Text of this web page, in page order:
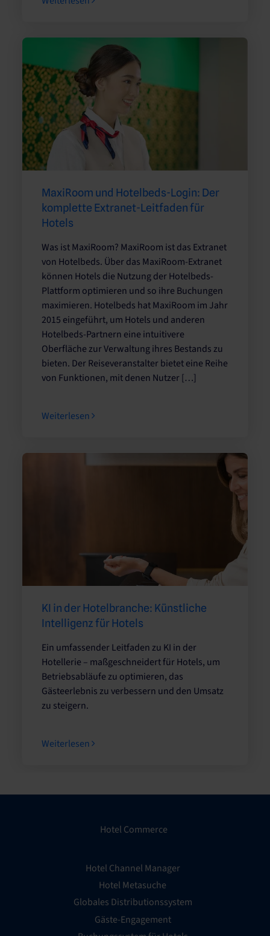
MaxiRoom und Hotelbeds-Login: Der
komplette Extranet-Leitfaden für
Hotels
Was ist MaxiRoom? MaxiRoom ist das Extranet
von Hotelbeds. Über das MaxiRoom-Extranet
können Hotels die Nutzung der Hotelbeds-
Plattform optimieren und so ihre Buchungen
maximieren. Hotelbeds hat MaxiRoom im Jahr
2015 eingeführt, um Hotels und anderen
Hotelbeds-Partnern eine intuitivere
Oberfläche zur Verwaltung ihres Bestands zu
bieten. Der Reiseveranstalter bietet eine Reihe
von Funktionen, mit denen Nutzer […]
Weiterlesen
KI in der Hotelbranche: Künstliche
Intelligenz für Hotels
Ein umfassender Leitfaden zu KI in der
Hotellerie – maßgeschneidert für Hotels, um
Betriebsabläufe zu optimieren, das
Gästeerlebnis zu verbessern und den Umsatz
zu steigern.
Weiterlesen
Hotel Commerce
Hotel Channel Manager
Hotel Metasuche
Globales Distributionssystem
Gäste-Engagement